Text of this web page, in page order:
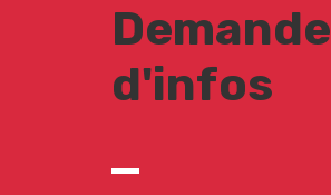
Demande
d'infos